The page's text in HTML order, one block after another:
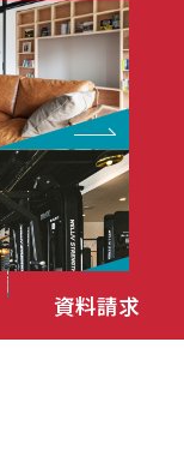
資料請求